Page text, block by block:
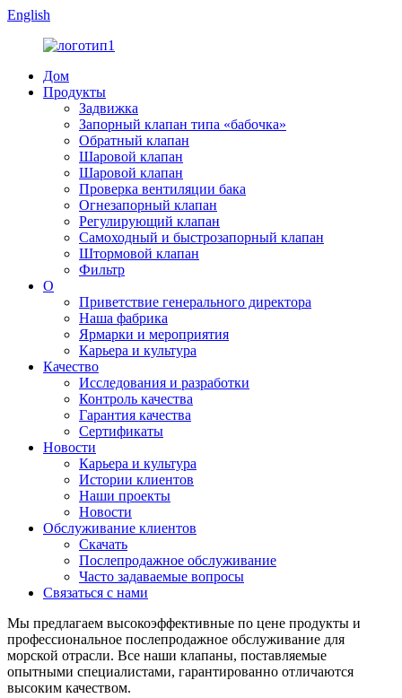
English
Дом
Продукты
Задвижка
Запорный клапан типа «бабочка»
Обратный клапан
Шаровой клапан
Шаровой клапан
Проверка вентиляции бака
Огнезапорный клапан
Регулирующий клапан
Самоходный и быстрозапорный клапан
Штормовой клапан
Фильтр
О
Приветствие генерального директора
Наша фабрика
Ярмарки и мероприятия
Карьера и культура
Качество
Исследования и разработки
Контроль качества
Гарантия качества
Сертификаты
Новости
Карьера и культура
Истории клиентов
Наши проекты
Новости
Обслуживание клиентов
Скачать
Послепродажное обслуживание
Часто задаваемые вопросы
Связаться с нами
Мы предлагаем высокоэффективные по цене продукты и
профессиональное послепродажное обслуживание для
морской отрасли. Все наши клапаны, поставляемые
опытными специалистами, гарантированно отличаются
высоким качеством.